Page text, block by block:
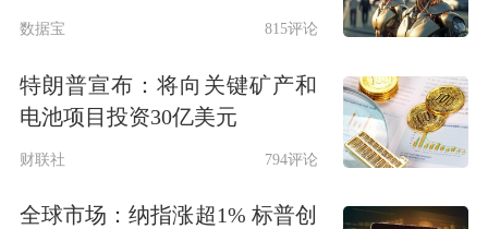
价格提供优质的时尚产品，同时在我们
最近全球贸易规则和关税的变化，公司
运营费用有所增加，为了在不影响质量
的情况下继续提供产品，公司将从2025
数据宝 815评论
特朗普宣布：将向关键矿产和
电池项目投资30亿美元
财联社 794评论
全球市场：纳指涨超1% 标普创